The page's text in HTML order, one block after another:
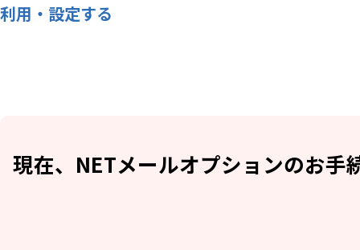
利用・設定する
現在、NETメールオプションのお手